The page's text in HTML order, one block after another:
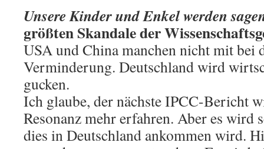
Unsere Kinder und Enkel werden
größten Skandale der
USA und China manchen nicht mit bei
Verminderung. Deutschland wird
gucken.
Ich glaube, der nächste IPCC-Bericht
Resonanz mehr erfahren. Aber es wird
dies in Deutschland ankommen wird.